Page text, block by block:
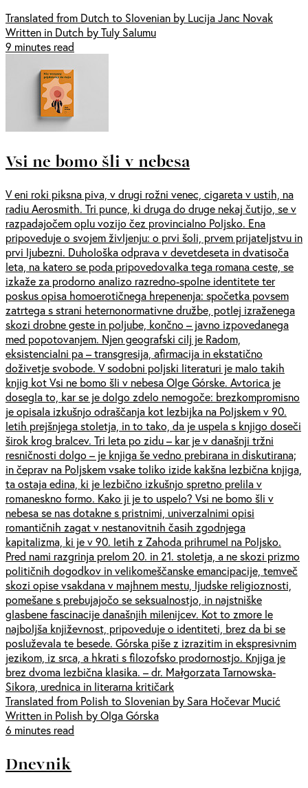
Translated from Dutch to Slovenian by Lucija Janc Novak
Written in Dutch by Tuly Salumu
9 minutes read
Vsi ne bomo šli v nebesa
V eni roki piksna piva, v drugi rožni venec, cigareta v ustih, na
radiu Aerosmith. Tri punce, ki druga do druge nekaj čutijo, se v
razpadajočem oplu vozijo čez provincialno Poljsko. Ena
pripoveduje o svojem življenju: o prvi šoli, prvem prijateljstvu in
prvi ljubezni. Duhološka odprava v devetdeseta in dvatisoča
leta, na katero se poda pripovedovalka tega romana ceste, se
izkaže za prodorno analizo razredno-spolne identitete ter
poskus opisa homoerotičnega hrepenenja: spočetka povsem
zatrtega s strani heternonormativne družbe, potlej izraženega
skozi drobne geste in poljube, končno – javno izpovedanega
med popotovanjem. Njen geografski cilj je Radom,
eksistencialni pa – transgresija, afirmacija in ekstatično
doživetje svobode. V sodobni poljski literaturi je malo takih
knjig kot Vsi ne bomo šli v nebesa Olge Górske. Avtorica je
dosegla to, kar se je dolgo zdelo nemogoče: brezkompromisno
je opisala izkušnjo odraščanja kot lezbijka na Poljskem v 90.
letih prejšnjega stoletja, in to tako, da je uspela s knjigo doseči
širok krog bralcev. Tri leta po zidu – kar je v današnji tržni
resničnosti dolgo – je knjiga še vedno prebirana in diskutirana;
in čeprav na Poljskem vsake toliko izide kakšna lezbična knjiga,
ta ostaja edina, ki je lezbično izkušnjo spretno prelila v
romaneskno formo. Kako ji je to uspelo? Vsi ne bomo šli v
nebesa se nas dotakne s pristnimi, univerzalnimi opisi
romantičnih zagat v nestanovitnih časih zgodnjega
kapitalizma, ki je v 90. letih z Zahoda prihrumel na Poljsko.
Pred nami razgrinja prelom 20. in 21. stoletja, a ne skozi prizmo
političnih dogodkov in velikomeščanske emancipacije, temveč
skozi opise vsakdana v majhnem mestu, ljudske religioznosti,
pomešane s prebujajočo se seksualnostjo, in najstniške
glasbene fascinacije današnjih milenijcev. Kot to zmore le
najboljša književnost, pripoveduje o identiteti, brez da bi se
posluževala te besede. Górska piše z izrazitim in ekspresivnim
jezikom, iz srca, a hkrati s filozofsko prodornostjo. Knjiga je
brez dvoma lezbična klasika. – dr. Małgorzata Tarnowska-
Sikora, urednica in literarna kritičark
Translated from Polish to Slovenian by Sara Hočevar Mucić
Written in Polish by Olga Górska
6 minutes read
Dnevnik